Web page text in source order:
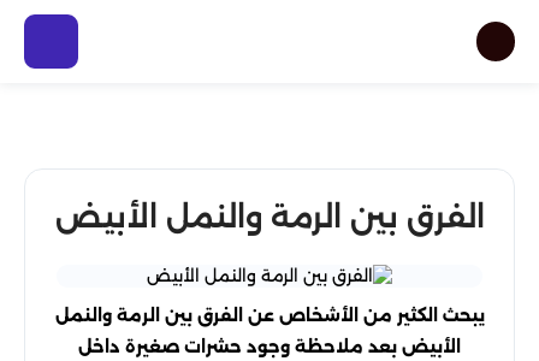
الفرق بين الرمة والنمل الأبيض
يبحث الكثير من الأشخاص عن الفرق بين الرمة والنمل
الأبيض بعد ملاحظة وجود حشرات صغيرة داخل